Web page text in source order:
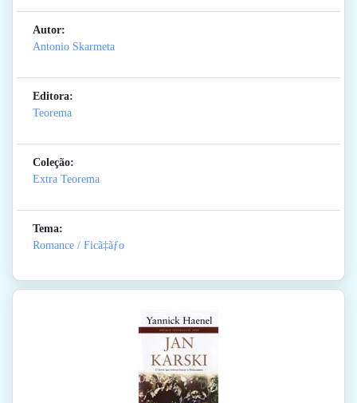
Autor:
Antonio Skarmeta
Editora:
Teorema
Coleção:
Extra Teorema
Tema:
Romance / Ficã‡ãƒo